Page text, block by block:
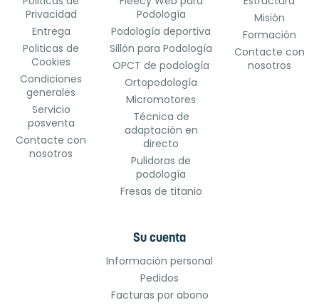
Privacidad
Entrega
Politicas de
Cookies
Condiciones
generales
Servicio
posventa
Contacte con
nosotros
Podología
Podología deportiva
Sillón para Podología
OPCT de podología
Ortopodología
Micromotores
Técnica de
adaptación en
directo
Pulidoras de
podología
Fresas de titanio
Misión
Formación
Contacte con
nosotros
Su cuenta
Información personal
Pedidos
Facturas por abono